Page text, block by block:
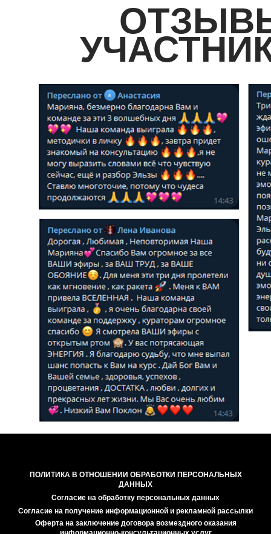
Оформить билет
ПОЛИТИКА В ОТНОШЕНИИ ОБРАБОТКИ ПЕРСОНАЛЬНЫХ
ДАННЫХ
Согласие на обработку персональных данных
Согласие на получение информационной и рекламной рассылки
Оферта на заключение договора возмездного оказания